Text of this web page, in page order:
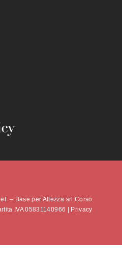
– Base per Altezza srl Corso
IVA 05831140966 |
Privacy